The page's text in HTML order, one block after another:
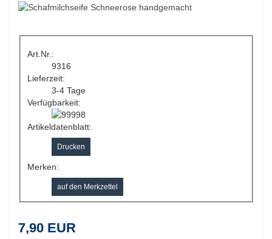
Art.Nr.:
9316
Lieferzeit:
3-4 Tage
Verfügbarkeit:
Artikeldatenblatt:
Drucken
Merken:
7,90 EUR